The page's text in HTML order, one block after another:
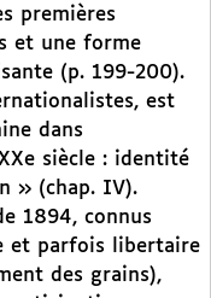
premières
et une forme
(p. 199-200).
est
dans
siècle : identité
» (chap. IV).
1894, connus
et parfois libertaire
des grains),